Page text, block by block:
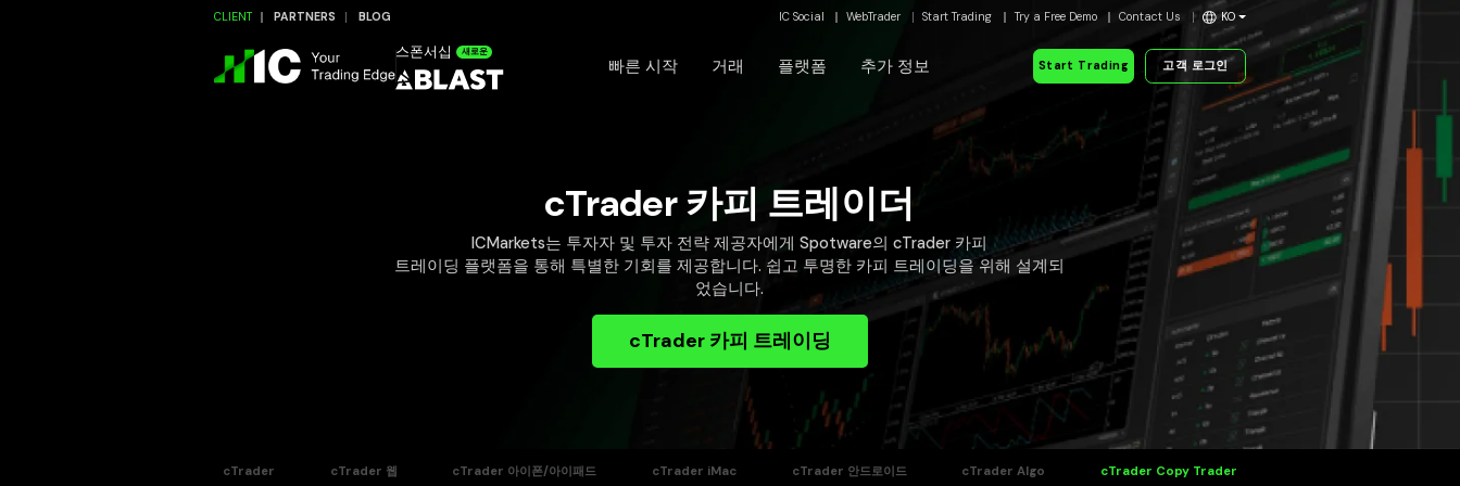
CLIENT PARTNERS BLOG IC Social WebTrader Start Trading Try a Free Demo Contact Us KO
스폰서십 새로운
빠른 시작 거래 플랫폼 추가 정보 Start Trading 고객 로그인
cTrader 카피 트레이더
ICMarkets는 투자자 및 투자 전략 제공자에게 Spotware의 cTrader 카피
트레이딩 플랫폼을 통해 특별한 기회를 제공합니다. 쉽고 투명한 카피 트레이딩을 위해 설계되
었습니다.
cTrader 카피 트레이딩
cTrader cTrader 웹 cTrader 아이폰/아이패드 cTrader iMac cTrader 안드로이드 cTrader Algo cTrader Copy Trader